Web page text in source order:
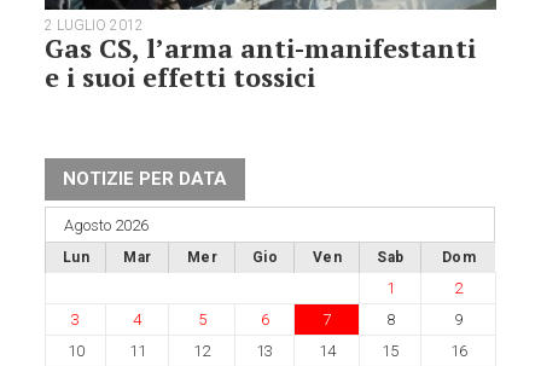
2 LUGLIO 2012
Gas CS, l’arma anti-manifestanti
e i suoi effetti tossici
NOTIZIE PER DATA
Agosto 2026
Lun Mar Mer Gio Ven Sab Dom
1
2
3
4 5 6 7 8
9
10
11 12 13 14 15
16